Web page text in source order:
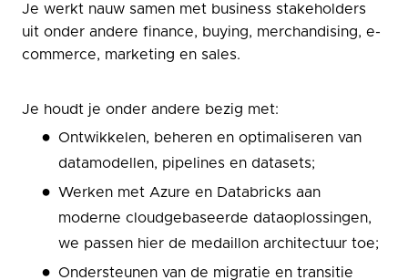
Je werkt nauw samen met business stakeholders
uit onder andere finance, buying, merchandising, e-
commerce, marketing en sales.
Je houdt je onder andere bezig met:
Ontwikkelen, beheren en optimaliseren van
datamodellen, pipelines en datasets;
Werken met Azure en Databricks aan
moderne cloudgebaseerde dataoplossingen,
we passen hier de medaillon architectuur toe;
Ondersteunen van de migratie en transitie